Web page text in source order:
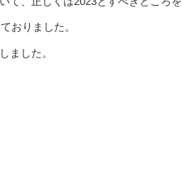
おりました。
ました。